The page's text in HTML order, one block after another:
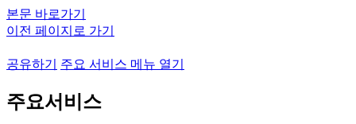
본문 바로가기
이전 페이지로 가기
공유하기 주요 서비스 메뉴 열기
주요서비스